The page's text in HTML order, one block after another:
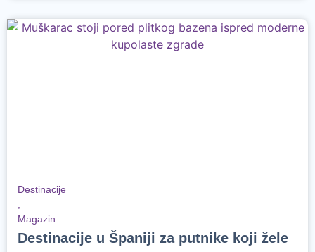
Destinacije
Magazin
Destinacije u Španiji za putnike koji žele